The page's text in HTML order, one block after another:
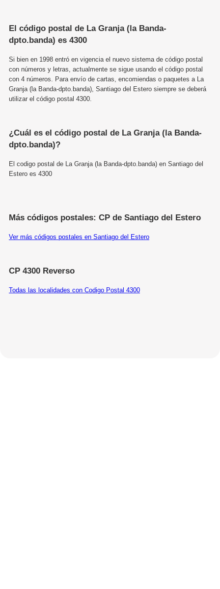
El código postal de La Granja (la Banda-
dpto.banda) es 4300
Si bien en 1998 entró en vigencia el nuevo sistema de código postal
con números y letras, actualmente se sigue usando el código postal
con 4 números. Para envío de cartas, encomiendas o paquetes a La
Granja (la Banda-dpto.banda), Santiago del Estero siempre se deberá
utilizar el código postal 4300.
¿Cuál es el código postal de La Granja (la Banda-
dpto.banda)?
El codigo postal de La Granja (la Banda-dpto.banda) en Santiago del
Estero es 4300
Más códigos postales: CP de Santiago del Estero
Ver más códigos postales en Santiago del Estero
CP 4300 Reverso
Todas las localidades con Codigo Postal 4300